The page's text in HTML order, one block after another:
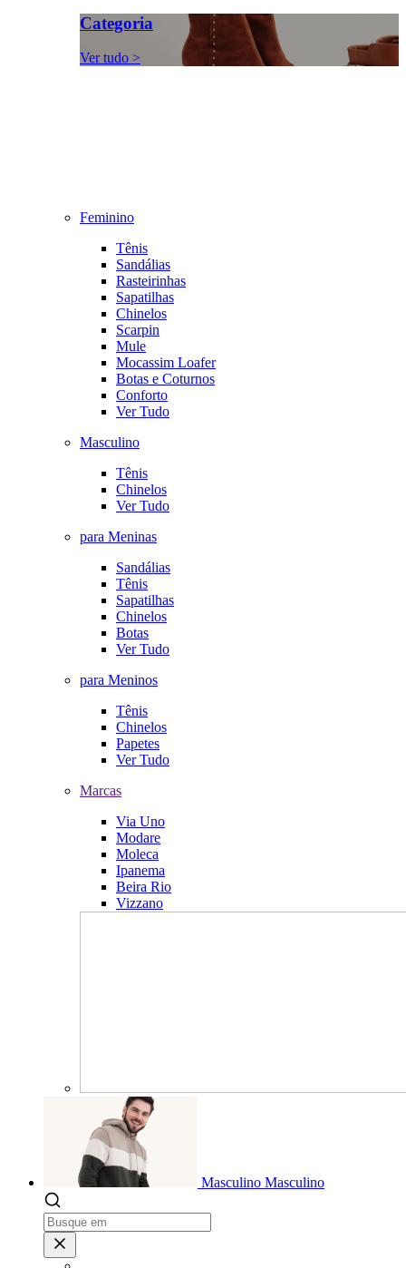
Categoria
Ver tudo >
Feminino
Tênis
Sandálias
Rasteirinhas
Sapatilhas
Chinelos
Scarpin
Mule
Mocassim Loafer
Botas e Coturnos
Conforto
Ver Tudo
Masculino
Tênis
Chinelos
Ver Tudo
para Meninas
Sandálias
Tênis
Sapatilhas
Chinelos
Botas
Ver Tudo
para Meninos
Tênis
Chinelos
Papetes
Ver Tudo
Marcas
Via Uno
Modare
Moleca
Ipanema
Beira Rio
Vizzano
Masculino Masculino